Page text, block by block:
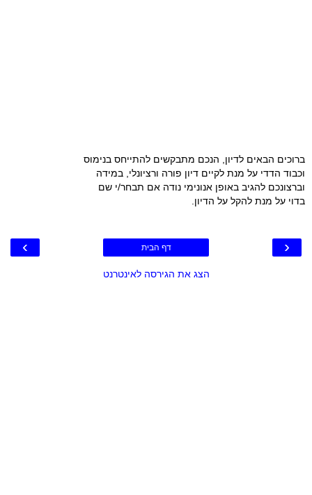
ברוכים הבאים לדיון, הנכם מתבקשים להתייחס בנימוס
וכבוד הדדי על מנת לקיים דיון פורה ורציונלי, במידה
וברצונכם להגיב באופן אנונימי נודה אם תבחר/י שם
בדוי על מנת להקל על הדיון.
‹
› דף הבית
הצג את הגירסה לאינטרנט